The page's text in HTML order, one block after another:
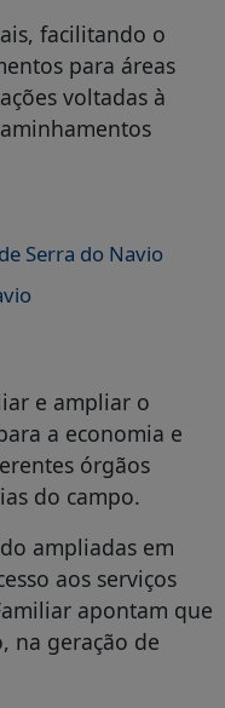
facilitando o
para áreas
voltadas à
Serra do Navio
e ampliar o
a economia e
órgãos
do campo.
ampliadas em
aos serviços
apontam que
na geração de